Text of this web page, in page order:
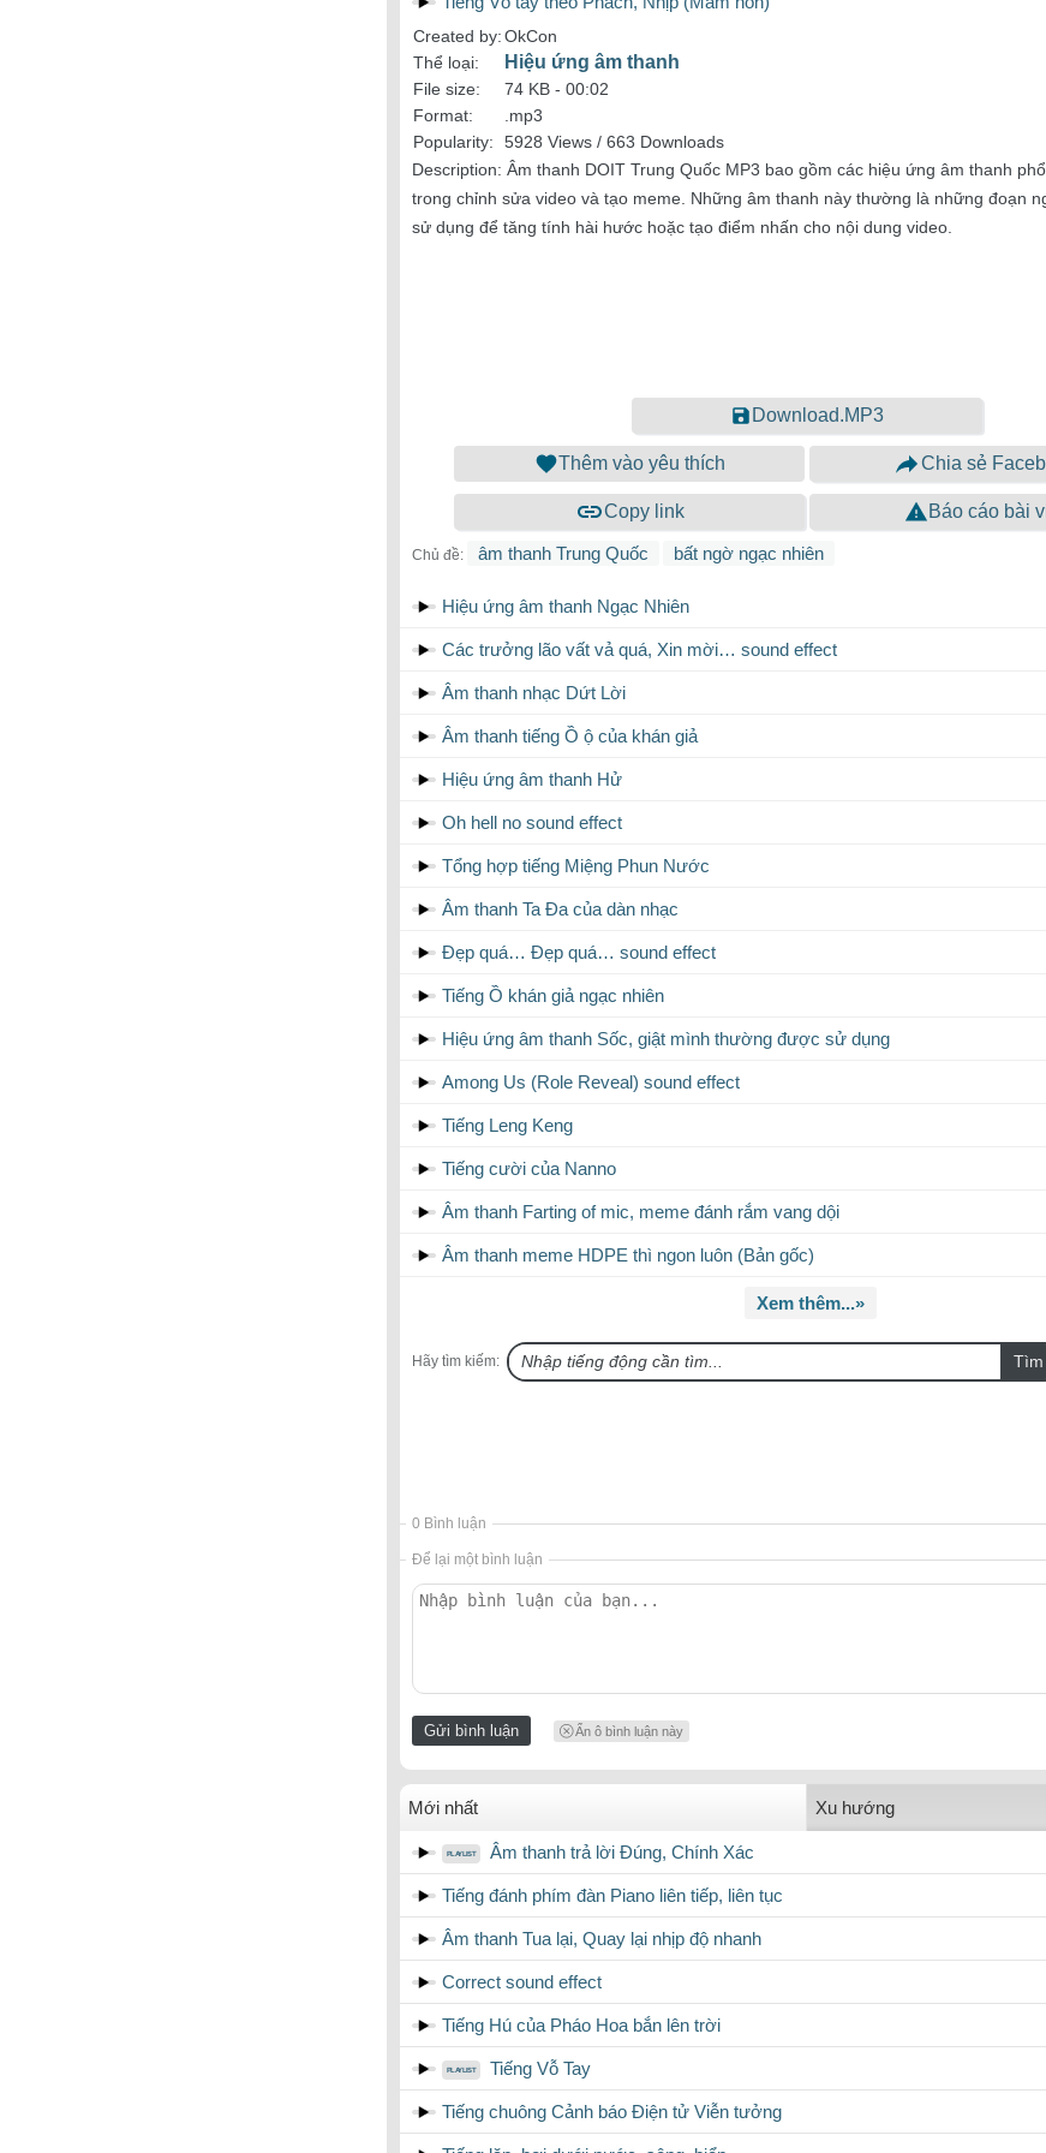
Created by:OkCon
Thể loại:
Hiệu ứng âm thanh
File size: 74 KB - 00:02
Format:
.mp3
Popularity:
5928 Views / 663 Downloads
Description: Âm thanh DOIT Trung Quốc MP3 bao gồm các hiệu ứng âm thanh
trong chỉnh sửa video và tạo meme. Những âm thanh này thường là những đoạn
sử dụng để tăng tính hài hước hoặc tạo điểm nhấn cho nội dung video.
Download.MP3
Thêm vào yêu thích Chia sẻ
Copy link Báo cáo bài
Chủ đề: âm thanh Trung Quốc bất ngờ ngạc nhiên
Hiệu ứng âm thanh Ngạc Nhiên
Các trưởng lão vất vả quá, Xin mời… sound effect
Âm thanh nhạc Dứt Lời
Âm thanh tiếng Ồ ộ của khán giả
Hiệu ứng âm thanh Hử
Oh hell no sound effect
Tổng hợp tiếng Miệng Phun Nước
Âm thanh Ta Đa của dàn nhạc
Đẹp quá… Đẹp quá… sound effect
Tiếng Ồ khán giả ngạc nhiên
Hiệu ứng âm thanh Sốc, giật mình thường được sử dụng
Among Us (Role Reveal) sound effect
Tiếng Leng Keng
Tiếng cười của Nanno
Âm thanh Farting of mic, meme đánh rắm vang dội
Âm thanh meme HDPE thì ngon luôn (Bản gốc)
Xem thêm...»
Hãy tìm kiếm: Tìm
0 Bình luận
Để lại một bình luận
Ẩn ô bình luận này
Mới nhất Xu hướng
Âm thanh trả lời Đúng, Chính Xác
Tiếng đánh phím đàn Piano liên tiếp, liên tục
Âm thanh Tua lại, Quay lại nhịp độ nhanh
Correct sound effect
Tiếng Hú của Pháo Hoa bắn lên trời
Tiếng Vỗ Tay
Tiếng chuông Cảnh báo Điện tử Viễn tưởng